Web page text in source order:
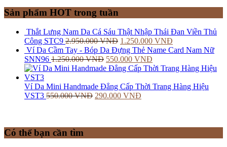
Sản phẩm HOT trong tuần
Thắt Lưng Nam Da Cá Sáu Thật Nhập Thái Đan Viền Thủ
Công STC9 2.950.000VNĐ 1.250.000 VNĐ
Ví Da Cầm Tay - Bóp Da Đựng Thẻ Name Card Nam Nữ
SNN96 1.250.000VNĐ 550.000 VNĐ
Ví Da Mini Handmade Đẳng Cấp Thời Trang Hàng Hiệu
VST3 550.000VNĐ 290.000 VNĐ
Có thể bạn cần tìm